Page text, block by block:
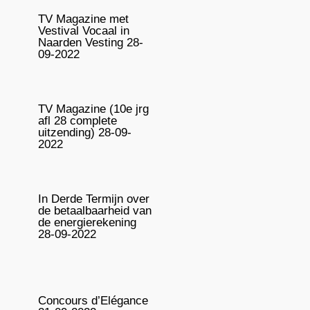
TV Magazine met
Vestival Vocaal in
Naarden Vesting 28-
09-2022
TV Magazine (10e jrg
afl 28 complete
uitzending) 28-09-
2022
In Derde Termijn over
de betaalbaarheid van
de energierekening
28-09-2022
Concours d’Elégance